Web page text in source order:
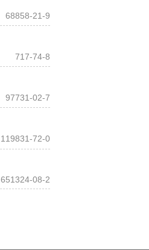
68858-21-9
717-74-8
97731-02-7
119831-72-0
651324-08-2